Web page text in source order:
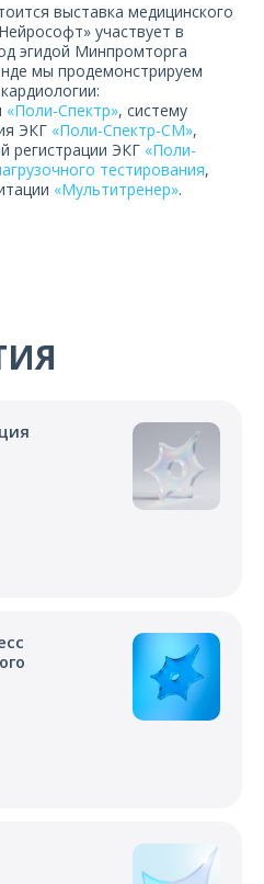
выставка медицинского
участвует в
эгидой Минпромторга
мы продемонстрируем
«Поли-Спектр», систему
ЭКГ «Поли-Спектр-СМ»,
регистрации ЭКГ «Поли-
тестирования,
«Мультитренер».